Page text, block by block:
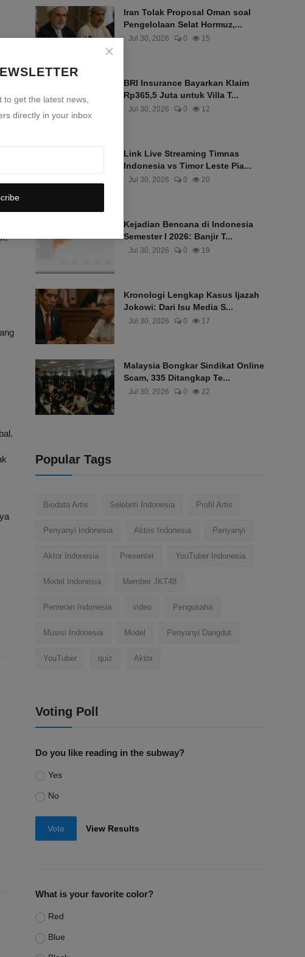
get the latest news,
directly in your inbox
Iran Tolak Proposal Oman soal
Pengelolaan Selat Hormuz,...
Jul 30, 2026 0 15
BRI Insurance Bayarkan Klaim
Rp365,5 Juta untuk Villa T...
Jul 30, 2026 0 12
Link Live Streaming Timnas
Indonesia vs Timor Leste Pia...
Jul 30, 2026 0 20
Kejadian Bencana di Indonesia
Semester I 2026: Banjir T...
Jul 30, 2026 0 19
Kronologi Lengkap Kasus Ijazah
Jokowi: Dari Isu Media S...
Jul 30, 2026 0 17
Malaysia Bongkar Sindikat Online
Scam, 335 Ditangkap Te...
Jul 30, 2026 0 22
Popular Tags
Biodata Artis Selebriti Indonesia Profil Artis
Penyanyi Indonesia Aktris Indonesia Penyanyi
Aktor Indonesia Presenter YouTuber Indonesia
Model Indonesia Member JKT48
Pemeran Indonesia video Pengusaha
Musisi Indonesia Model Penyanyi Dangdut
YouTuber quiz Aktor
Voting Poll
Do you like reading in the subway?
Yes
No
Vote View Results
What is your favorite color?
Red
Blue